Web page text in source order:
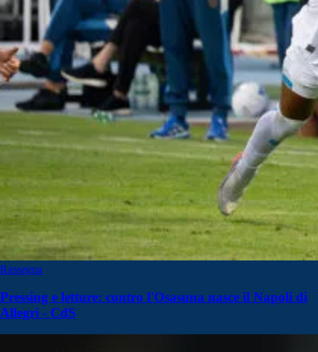
Rassegna
Pressing e letture: contro l'Osasuna nasce il Napoli di
Allegri - CdS